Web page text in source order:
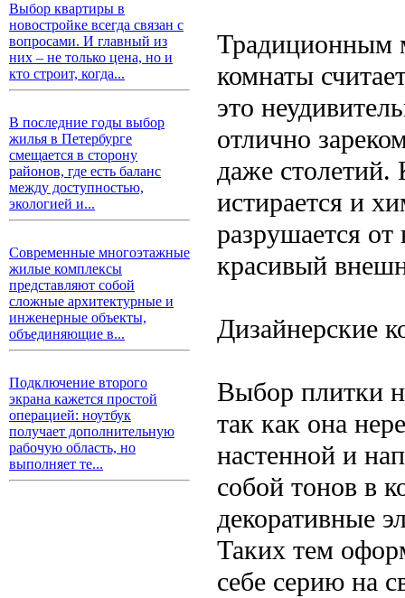
Выбор квартиры в
новостройке всегда связан с
вопросами. И главный из
них – не только цена, но и
кто строит, когда...
В последние годы выбор
жилья в Петербурге
смещается в сторону
районов, где есть баланс
между доступностью,
экологией и...
Современные многоэтажные
жилые комплексы
представляют собой
сложные архитектурные и
инженерные объекты,
объединяющие в...
Подключение второго
экрана кажется простой
операцией: ноутбук
получает дополнительную
рабочую область, но
выполняет те...
Традиционным
комнаты
это
отлично
даже столетий.
истирается и
разрушается от
красивый
Дизайнерские
Выбор плитки
так как она
настенной и
собой тонов в
декоративные
Таких тем
себе серию на